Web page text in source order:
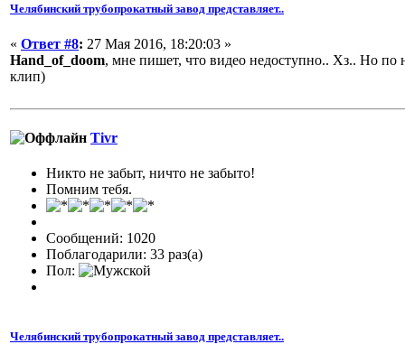
Челябинский трубопрокатный завод представляет..
« Ответ #8: 27 Мая 2016, 18:20:03 »
Hand_of_doom, мне пишет, что видео недоступно.. Хз.. Но по
клип)
Tivr
Никто не забыт, ничто не забыто!
Помним тебя.
Сообщений: 1020
Поблагодарили: 33 раз(а)
Пол:
Челябинский трубопрокатный завод представляет..